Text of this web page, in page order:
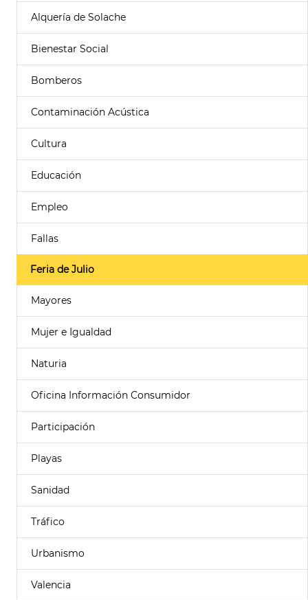
Alquería de Solache
Bienestar Social
Bomberos
Contaminación Acústica
Cultura
Educación
Empleo
Fallas
Feria de Julio
Mayores
Mujer e Igualdad
Naturia
Oficina Información Consumidor
Participación
Playas
Sanidad
Tráfico
Urbanismo
Valencia